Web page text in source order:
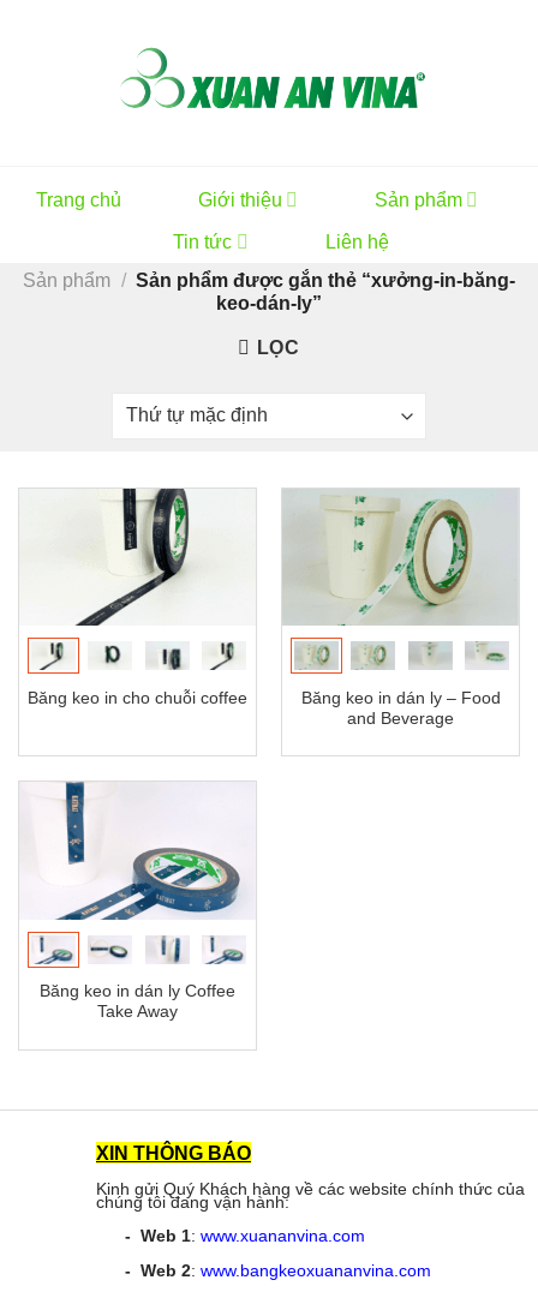
Trang chủ Giới thiệu Sản phẩm
Tin tức
Liên hệ
Sản phẩm / Sản phẩm được gắn thẻ “xưởng-in-băng-
keo-dán-ly”
LỌC
Băng keo in cho chuỗi coffee
Băng keo in dán ly – Food
and Beverage
Băng keo in dán ly Coffee
Take Away
XIN THÔNG BÁO
Kinh gửi Quý Khách hàng về các website chính thức của
chúng tôi đang vận hành:
- Web 1: www.xuananvina.com
- Web 2: www.bangkeoxuananvina.com